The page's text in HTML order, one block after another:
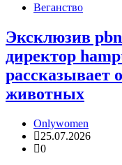
Веганство
Эксклюзив
директор
рассказывает
животных
Onlywomen
25.07.2026
0